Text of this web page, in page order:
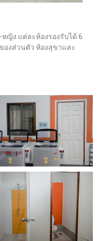
ญิง แต่ละห้องรองรับได้ 6
องส่วนตัว ห้องสุขาและ